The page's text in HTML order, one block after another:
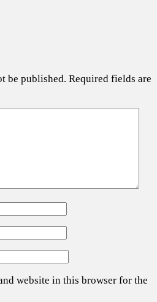
be published. Required fields are
website in this browser for the